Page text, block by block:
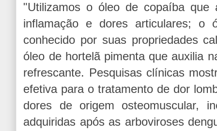
"Utilizamos o óleo de copaíba que
inflamação e dores articulares; o
conhecido por suas propriedades
óleo de hortelã pimenta que auxilia
refrescante. Pesquisas clínicas
efetiva para o tratamento de dor
dores de origem osteomuscular,
adquiridas após as arboviroses